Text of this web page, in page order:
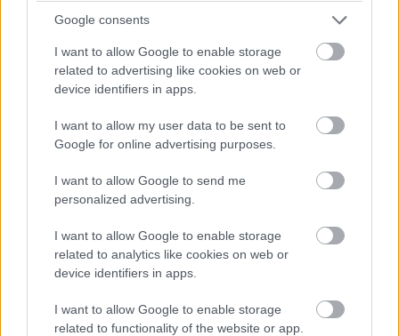
Google consents
I want to allow Google to enable storage
related to advertising like cookies on web or
device identifiers in apps.
I want to allow my user data to be sent to
Google for online advertising purposes.
I want to allow Google to send me
personalized advertising.
I want to allow Google to enable storage
related to analytics like cookies on web or
device identifiers in apps.
I want to allow Google to enable storage
related to functionality of the website or app.
παιχνίδια. Η επίσκεψη ολοκληρώνεται – φυσικά –
με ένα ποτό στον 8ο όροφο, και με θέα σε όλη την
πόλη. Highlight. Τα θεματικά εργαστήρια
γευσιγνωσίας τα βράδια της Πέμπτης.